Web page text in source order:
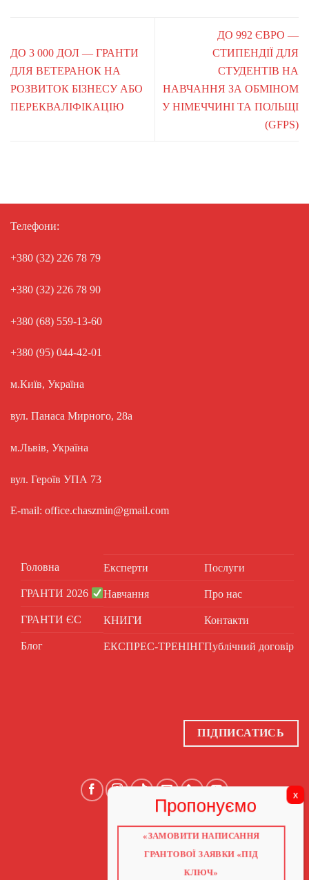
ДО 3 000 ДОЛ — ГРАНТИ
ДЛЯ ВЕТЕРАНОК НА
РОЗВИТОК БІЗНЕСУ АБО
ПЕРЕКВАЛІФІКАЦІЮ
ДО 992 ЄВРО —
СТИПЕНДІЇ ДЛЯ
СТУДЕНТІВ НА
НАВЧАННЯ ЗА ОБМІНОМ
У НІМЕЧЧИНІ ТА ПОЛЬЩІ
(GFPS)
Телефони:
+380 (32) 226 78 79
+380 (32) 226 78 90
+380 (68) 559-13-60
+380 (95) 044-42-01
м.Київ, Україна
вул. Панаса Мирного, 28а
м.Львів, Україна
вул. Героїв УПА 73
E-mail: office.chaszmin@gmail.com
Головна
ГРАНТИ 2026
ГРАНТИ ЄС
Блог
Експерти
Навчання
КНИГИ
ЕКСПРЕС-ТРЕНІНГ
Послуги
Про нас
Контакти
Публічний договір
ПІДПИСАТИСЬ
ГОЛОВНА
ГРАНТИ 2026
«ЗАМОВИТИ НАПИСАННЯ
ГРАНТОВОЇ ЗАЯВКИ «ПІД
КЛЮЧ»